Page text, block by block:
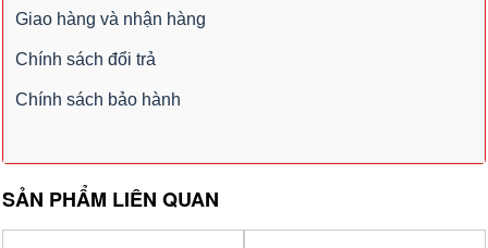
Giao hàng và nhận hàng
Chính sách đổi trả
Chính sách bảo hành
SẢN PHẨM LIÊN QUAN